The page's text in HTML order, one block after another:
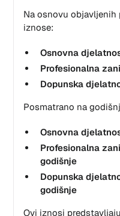
Na osnovu
iznose:
Osnovna
Profesionalna
Dopunska
Posmatrano na
Osnovna
Profesionalna
godišnje
Dopunska
godišnje
Ovi iznosi